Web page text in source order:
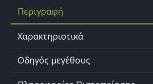
o
o
Περιγραφή
Χαρακτηριστικά
Οδηγός μεγέθους